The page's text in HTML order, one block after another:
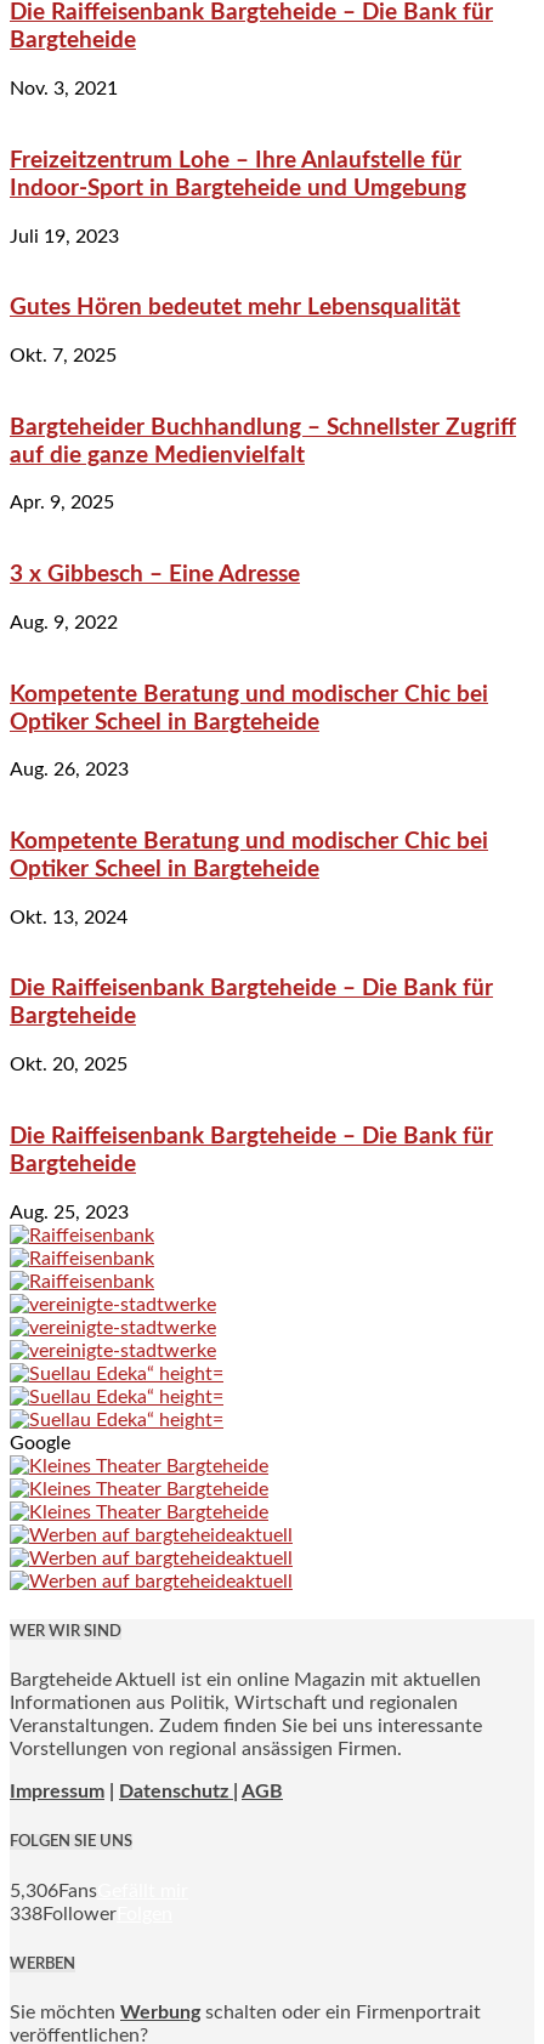
Die Raiffeisenbank Bargteheide – Die Bank für
Bargteheide
Nov. 3, 2021
Freizeitzentrum Lohe – Ihre Anlaufstelle für
Indoor-Sport in Bargteheide und Umgebung
Juli 19, 2023
Gutes Hören bedeutet mehr Lebensqualität
Okt. 7, 2025
Bargteheider Buchhandlung – Schnellster Zugriff
auf die ganze Medienvielfalt
Apr. 9, 2025
3 x Gibbesch – Eine Adresse
Aug. 9, 2022
Kompetente Beratung und modischer Chic bei
Optiker Scheel in Bargteheide
Aug. 26, 2023
Kompetente Beratung und modischer Chic bei
Optiker Scheel in Bargteheide
Okt. 13, 2024
Die Raiffeisenbank Bargteheide – Die Bank für
Bargteheide
Okt. 20, 2025
Die Raiffeisenbank Bargteheide – Die Bank für
Bargteheide
Aug. 25, 2023
Google
WER WIR SIND
Bargteheide Aktuell ist ein online Magazin mit aktuellen
Informationen aus Politik, Wirtschaft und regionalen
Veranstaltungen. Zudem finden Sie bei uns interessante
Vorstellungen von regional ansässigen Firmen.
Impressum Datenschutz | AGB
FOLGEN SIE UNS
5,306Fans
338Follower
WERBEN
Sie möchten Werbung schalten oder ein Firmenportrait
veröffentlichen?